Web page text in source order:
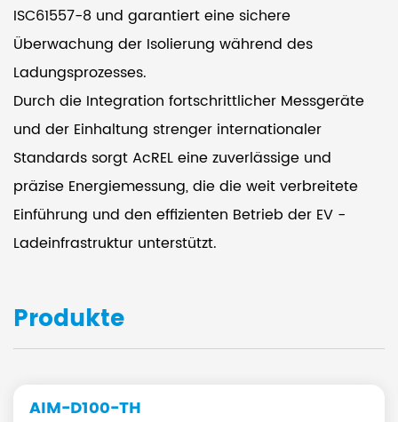
ISC61557-8 und garantiert eine sichere
Überwachung der Isolierung während des
Ladungsprozesses.
Durch die Integration fortschrittlicher Messgeräte
und der Einhaltung strenger internationaler
Standards sorgt AcREL eine zuverlässige und
präzise Energiemessung, die die weit verbreitete
Einführung und den effizienten Betrieb der EV -
Ladeinfrastruktur unterstützt.
Produkte
AIM-D100-TH